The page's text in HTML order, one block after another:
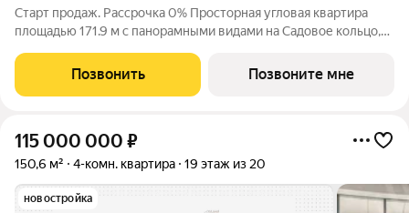
Старт продаж. Рассрочка 0% Просторная угловая квартира
площадью 171.9 м с панорамными видами на Садовое кольцо,
мастер-спальней и гардеробной с окном. ЭНИГМИЯ дом-
скульптура, притягивающий
Позвонить Позвоните мне
115 000 000 ₽
150,6 м² 4-комн. квартира 19 этаж из 20
новостройка